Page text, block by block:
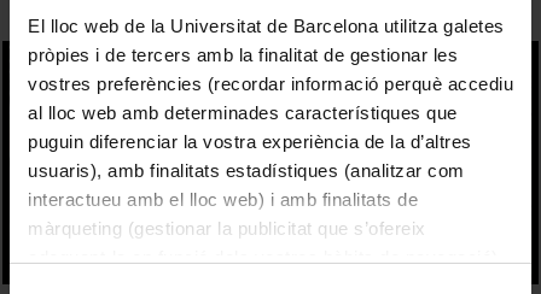
El lloc web de la Universitat de Barcelona utilitza galetes
pròpies i de tercers amb la finalitat de gestionar les
vostres preferències (recordar informació perquè accediu
al lloc web amb determinades característiques que
puguin diferenciar la vostra experiència de la d’altres
usuaris), amb finalitats estadístiques (analitzar com
interactueu amb el lloc web) i amb finalitats de
màrqueting (gestionar la publicitat que s’ofereix